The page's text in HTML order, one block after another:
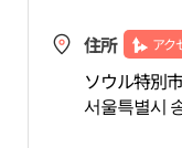
住所 アク
ソウル特別
서울특별시